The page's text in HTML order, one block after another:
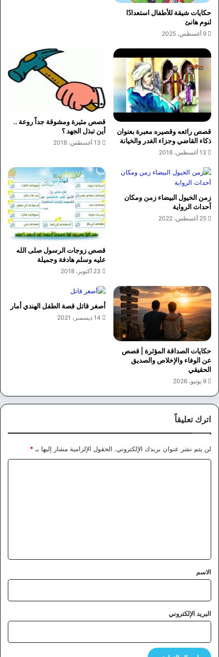
حكايات شيقة للأطفال استعدادًا
لنوم هانئ
9 أغسطس، 2025
قصص رائعه وقصيره معبرة بعنوان
ذكاء القاضي وجزاء الغدر والخيانة
13 أغسطس، 2018
قصص مثيرة ومشوقة جداً روعة ..
أين تبذل الجهد ؟
13 أغسطس، 2018
زمن الخيول البيضاء زمن ومكان
أحداث الرواية
25 أغسطس، 2022
قصص زوجات الرسول صلى الله
عليه وسلم هادفة وجميلة
23 أكتوبر، 2018
حكايات الصداقة المؤثرة | قصص
عن الوفاء والإخلاص والصديق
الحقيقي
9 يونيو، 2026
أصغر قاتل قصة الطفل الهندي أمار
14 ديسمبر، 2021
اترك تعليقاً
لن يتم نشر عنوان بريدك الإلكتروني. الحقول الإلزامية مشار إليها بـ *
*
الاسم
البريد الإلكتروني